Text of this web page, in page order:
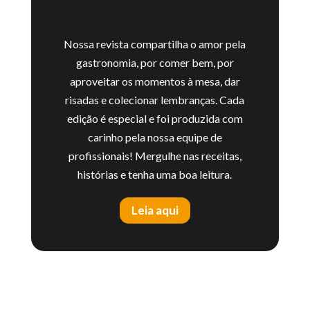
Nossa revista compartilha o amor pela
gastronomia, por comer bem, por
aproveitar os momentos à mesa, dar
risadas e colecionar lembranças. Cada
edição é especial e foi produzida com
carinho pela nossa equipe de
profissionais! Mergulhe nas receitas,
histórias e tenha uma boa leitura.
Leia aqui